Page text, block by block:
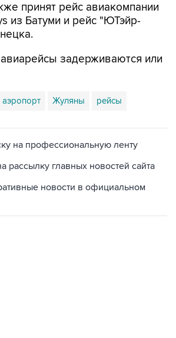
принят рейс авиакомпании
из Батуми и рейс "ЮТэйр-
задерживаются или
аэропорт Жуляны рейсы
на профессиональную ленту
рассылку главных новостей сайта
новости в официальном